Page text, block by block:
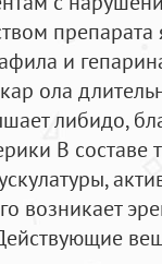
препарата
и
ола
либидо,
В составе
возникает